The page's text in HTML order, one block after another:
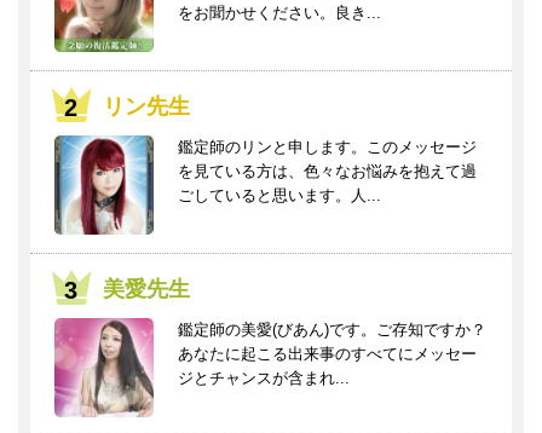
をお聞かせください。良き...
リン先生
鑑定師のリンと申します。このメッセージ
を見ている方は、色々なお悩みを抱えて過
ごしていると思います。人...
美愛先生
鑑定師の美愛(びあん)です。ご存知ですか？
あなたに起こる出来事のすべてにメッセー
ジとチャンスが含まれ...